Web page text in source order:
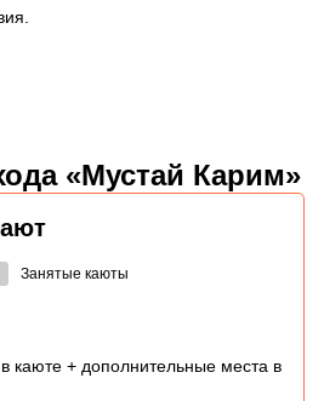
«Мустай Карим»
Занятые каюты
каюте + дополнительные места в